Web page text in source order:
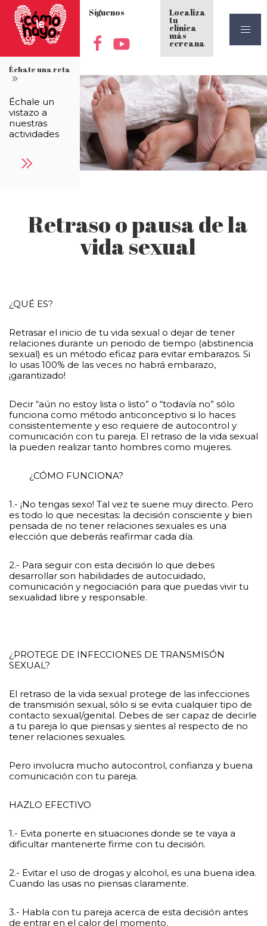
Síguenos Localiza
tu
clínica
más
cercana
Échate una reta
Échale un
vistazo a
nuestras
actividades
Retraso o pausa de la
vida sexual
¿QUÉ ES?
Retrasar el inicio de tu vida sexual o dejar de tener
relaciones durante un periodo de tiempo (abstinencia
sexual) es un método eficaz para evitar embarazos. Si
lo usas 100% de las veces no habrá embarazo,
¡garantizado!
Decir “aún no estoy lista o listo” o “todavía no” sólo
funciona como método anticonceptivo si lo haces
consistentemente y eso requiere de autocontrol y
comunicación con tu pareja. El retraso de la vida sexual
la pueden realizar tanto hombres como mujeres.
¿CÓMO FUNCIONA?
1.- ¡No tengas sexo! Tal vez te suene muy directo. Pero
es todo lo que necesitas: la decisión consciente y bien
pensada de no tener relaciones sexuales es una
elección que deberás reafirmar cada día.
2.- Para seguir con esta decisión lo que debes
desarrollar son habilidades de autocuidado,
comunicación y negociación para que puedas vivir tu
sexualidad libre y responsable.
¿PROTEGE DE INFECCIONES DE TRANSMISÓN
SEXUAL?
El retraso de la vida sexual protege de las infecciones
de transmisión sexual, sólo si se evita cualquier tipo de
contacto sexual/genital. Debes de ser capaz de decirle
a tu pareja lo que piensas y sientes al respecto de no
tener relaciones sexuales.
Pero involucra mucho autocontrol, confianza y buena
comunicación con tu pareja.
HAZLO EFECTIVO
1.- Evita ponerte en situaciones donde se te vaya a
dificultar mantenerte firme con tu decisión.
2.- Evitar el uso de drogas y alcohol, es una buena idea.
Cuando las usas no piensas claramente.
3.- Habla con tu pareja acerca de esta decisión antes
de entrar en el calor del momento.